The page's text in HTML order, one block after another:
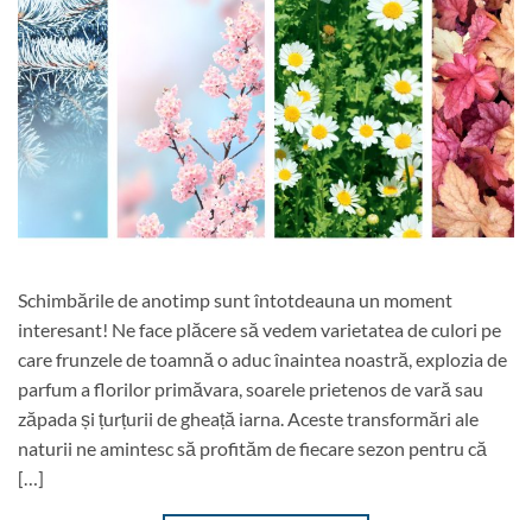
Schimbările de anotimp sunt întotdeauna un moment
interesant! Ne face plăcere să vedem varietatea de culori pe
care frunzele de toamnă o aduc înaintea noastră, explozia de
parfum a florilor primăvara, soarele prietenos de vară sau
zăpada și țurțurii de gheață iarna. Aceste transformări ale
naturii ne amintesc să profităm de fiecare sezon pentru că
[…]